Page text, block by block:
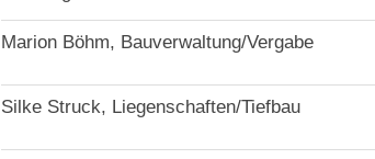
Marion Böhm, Bauverwaltung/Vergabe
Silke Struck, Liegenschaften/Tiefbau